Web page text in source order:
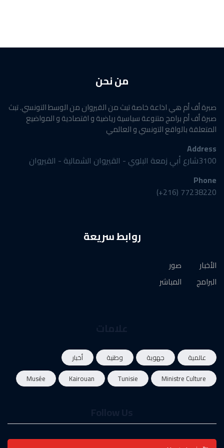
من نحن
صبرة أف أم هي اذاعة خاصة تبث من القيروان من الوسط التونسي. تبث
صبرة أف أم برامج متنوعة سياسية رياضية و اقتصادية و المواضيع
المتعلقة بالواقع التونسي و العالمي
Address
3100شارع أبي زمعة البلوي - القيروان الشمالية - القيروان
Phone
77238220 (216+)
روابط سريعة
الأخبار
البرامج
صور
المباشر
عالمية جهوية وطنية
أخبار
Ministre Culture
Tunisie
Kairouan
Musée